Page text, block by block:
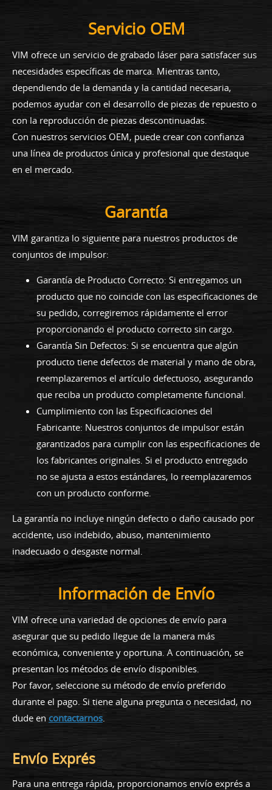
Servicio OEM
VIM ofrece un servicio de grabado láser para satisfacer sus
necesidades específicas de marca. Mientras tanto,
dependiendo de la demanda y la cantidad necesaria,
podemos ayudar con el desarrollo de piezas de repuesto o
con la reproducción de piezas descontinuadas.
Con nuestros servicios OEM, puede crear con confianza
una línea de productos única y profesional que destaque
en el mercado.
Garantía
VIM garantiza lo siguiente para nuestros productos de
conjuntos de impulsor:
Garantía de Producto Correcto: Si entregamos un
producto que no coincide con las especificaciones de
su pedido, corregiremos rápidamente el error
proporcionando el producto correcto sin cargo.
Garantía Sin Defectos: Si se encuentra que algún
producto tiene defectos de material y mano de obra,
reemplazaremos el artículo defectuoso, asegurando
que reciba un producto completamente funcional.
Cumplimiento con las Especificaciones del
Fabricante: Nuestros conjuntos de impulsor están
garantizados para cumplir con las especificaciones de
los fabricantes originales. Si el producto entregado
no se ajusta a estos estándares, lo reemplazaremos
con un producto conforme.
La garantía no incluye ningún defecto o daño causado por
accidente, uso indebido, abuso, mantenimiento
inadecuado o desgaste normal.
Información de Envío
VIM ofrece una variedad de opciones de envío para
asegurar que su pedido llegue de la manera más
económica, conveniente y oportuna. A continuación, se
presentan los métodos de envío disponibles.
Por favor, seleccione su método de envío preferido
durante el pago. Si tiene alguna pregunta o necesidad, no
dude en contactarnos
Envío Exprés
Para una entrega rápida, proporcionamos envío exprés a